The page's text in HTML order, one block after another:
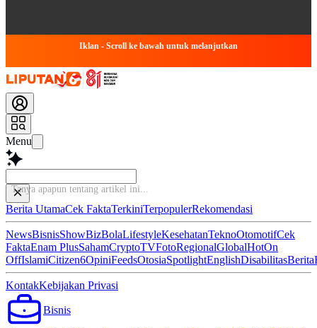
Iklan - Scroll ke bawah untuk melanjutkan
Menu
Bac
Berita UtamaCek FaktaTerkiniTerpopulerRekomendasi
NewsBisnisShowBizBolaLifestyleKesehatanTeknoOtomotifCek
FaktaEnam PlusSahamCryptoTVFotoRegionalGlobalHotOn
OffIslamiCitizen6OpiniFeedsOtosiaSpotlightEnglishDisabilitasBerita
KontakKebijakan Privasi
Bisnis